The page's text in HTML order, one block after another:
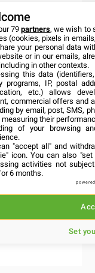
79partners, we wish to
(cookies, pixels in
your personal data
or in our emails,
in other contexts.
this data
programs, IP, postal
etc.) allows
commercial offers and
by email, post, SMS,
measuring their
of your browsing
"accept all" and
icon. You can also
activities not
6 months.
Set